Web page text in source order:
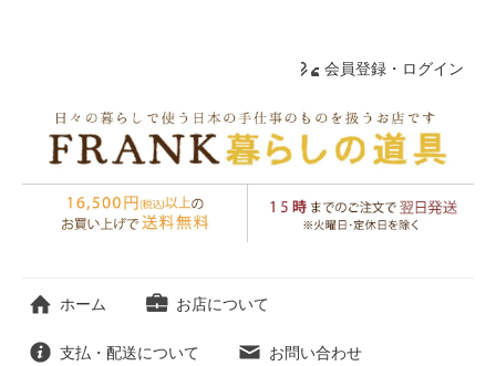
会員登録・ログイン
ホーム お店について
支払・配送について お問い合わせ